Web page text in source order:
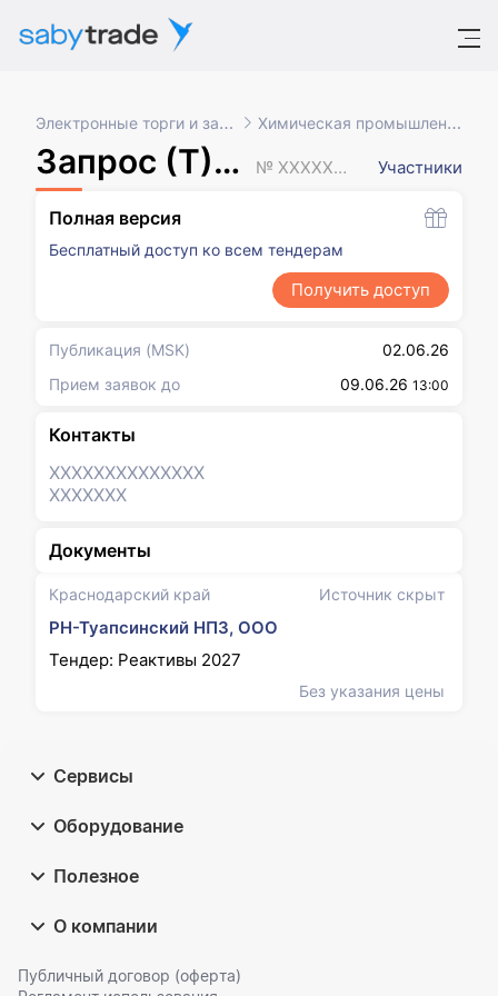
Электронные торги и закупки Химическая промышленность
Запрос (Т)КП № XXXXXXX Участники
Краснодарский край Источник скрыт
РН-Туапсинский НПЗ, ООО
Тендер: Реактивы 2027
Без указания цены
Полная версия
Бесплатный доступ ко всем тендерам
Получить доступ
Публикация (MSK)
02.06.26
Прием заявок до
09.06.26 13:00
Контакты
XXXXXXXXXXXXXX
XXXXXXX
Документы
Сервисы
Оборудование
Полезное
О компании
Публичный договор (оферта)